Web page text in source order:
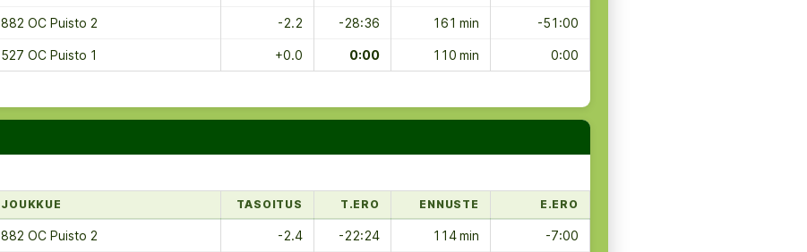
882 OC Puisto 2 -2.2 -28:36 161 min -51:00
527 OC Puisto 1 +0.0 0:00 110 min 0:00
JOUKKUE TASOITUS T.ERO ENNUSTE E.ERO
882 OC Puisto 2 -2.4 -22:24 114 min -7:00